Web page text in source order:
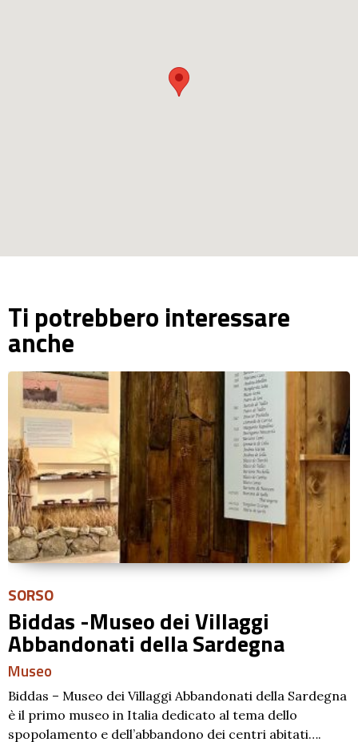
Ti potrebbero interessare
anche
SORSO
Biddas -Museo dei Villaggi
Abbandonati della Sardegna
Museo
Biddas – Museo dei Villaggi Abbandonati della Sardegna
è il primo museo in Italia dedicato al tema dello
spopolamento e dell’abbandono dei centri abitati….